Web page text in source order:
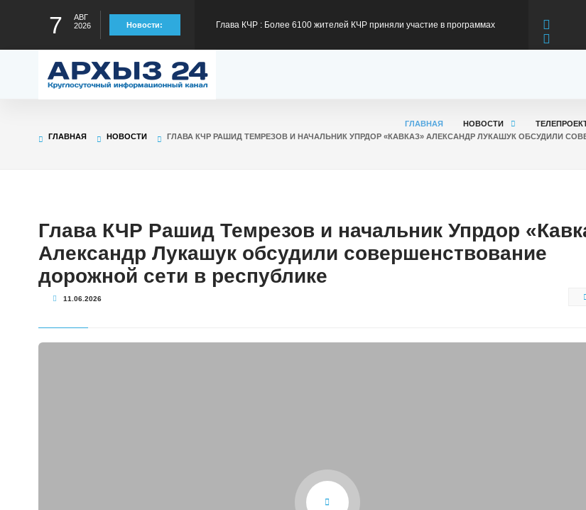
7
АВГ
2026
Новости:
предстоящему отопительному сезону
ГЛАВНАЯ НОВОСТИ
ГЛАВНАЯ
НОВОСТИ ГЛАВА КЧР РАШИД ТЕМРЕЗОВ И НАЧАЛЬНИК УПРДОР «КАВКАЗ» АЛЕКСАНДР ЛУКАШУК ОБСУДИЛИ
Глава КЧР Рашид Темрезов и начальник Упрдор
Александр Лукашук обсудили совершенствование
дорожной сети в республике
11.06.2026